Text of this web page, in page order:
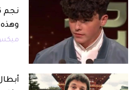
وهذه